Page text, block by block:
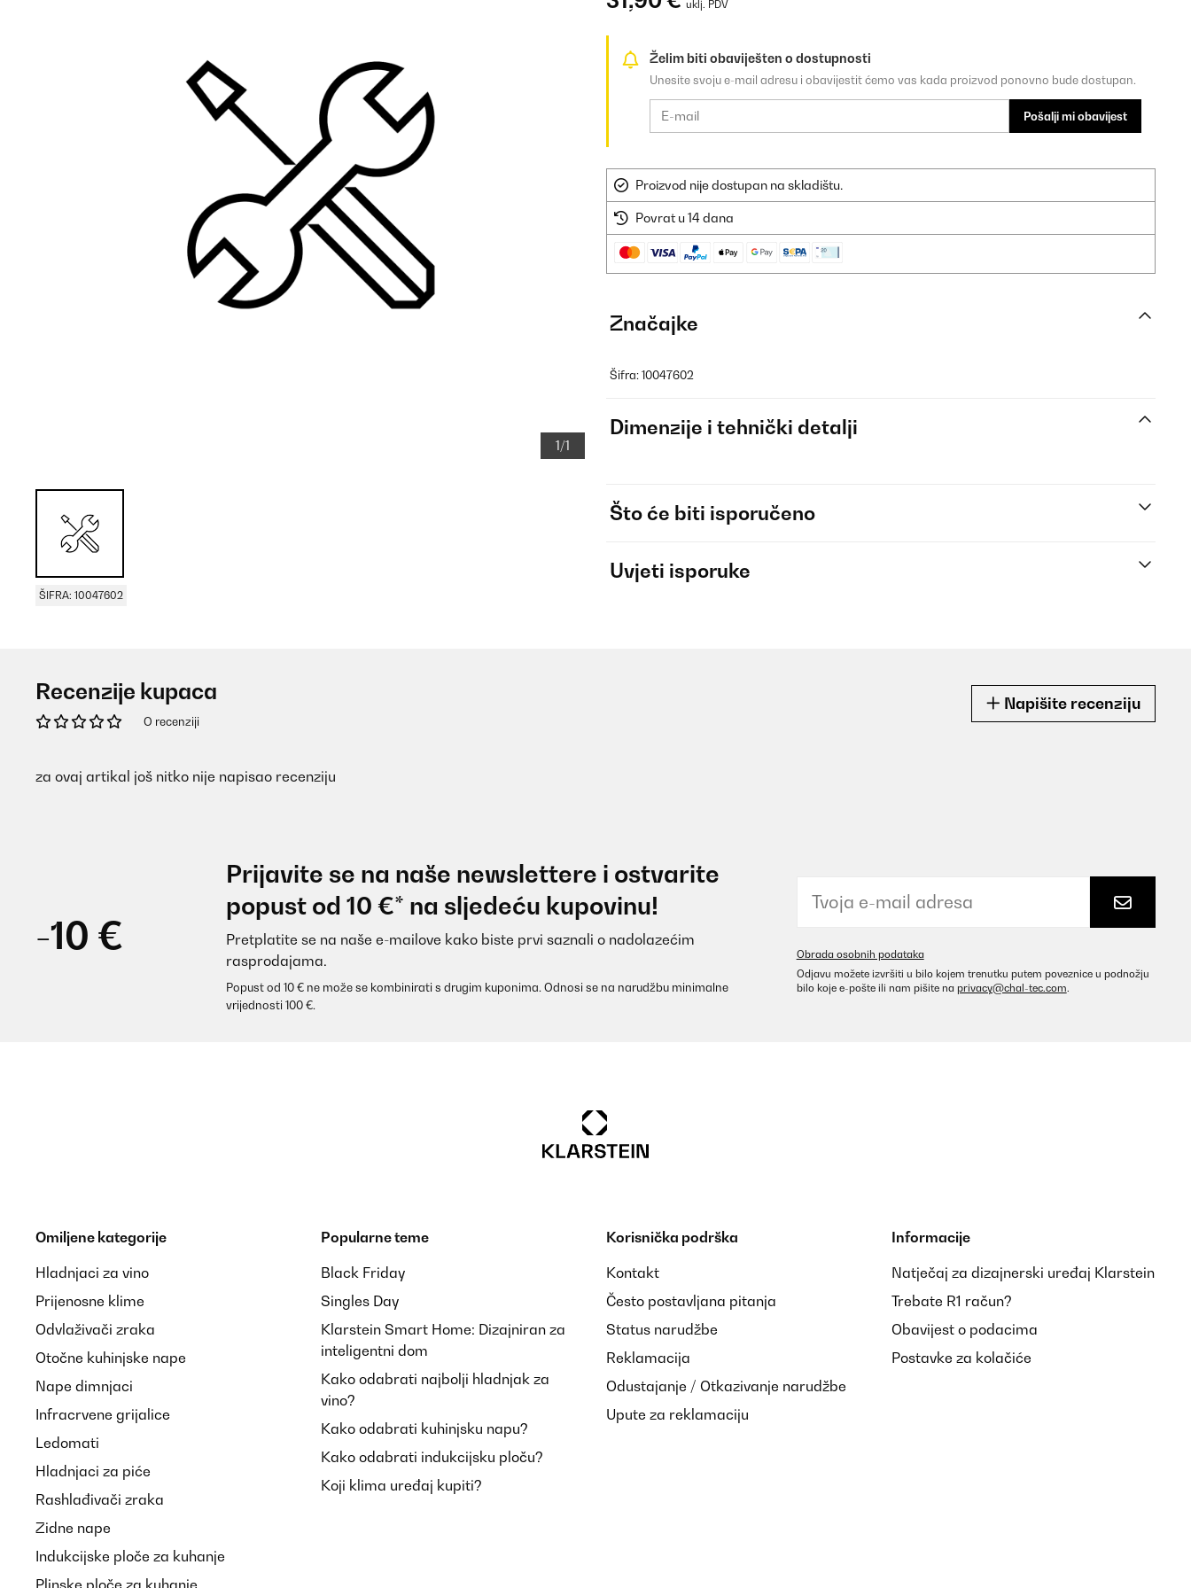
1/1
ŠIFRA: 10047602
uklj. PDV
Želim biti obaviješten o dostupnosti
Unesite svoju e-mail adresu i obavijestit ćemo vas kada proizvod ponovno bude dostupan.
Pošalji mi obavijest
Proizvod nije dostupan na skladištu.
Povrat u 14 dana
Značajke
Šifra: 10047602
Dimenzije i tehnički detalji
Što će biti isporučeno
Uvjeti isporuke
Recenzije kupaca
O recenziji
Napišite recenziju
za ovaj artikal još nitko nije napisao recenziju
-10 €
Prijavite se na naše newslettere i ostvarite
popust od 10 €* na sljedeću kupovinu!
Pretplatite se na naše e-mailove kako biste prvi saznali o nadolazećim
rasprodajama.
Popust od 10 € ne može se kombinirati s drugim kuponima. Odnosi se na narudžbu minimalne
vrijednosti 100 €.
Obrada osobnih podataka
Odjavu možete izvršiti u bilo kojem trenutku putem poveznice u podnožju
bilo koje e-pošte ili nam pišite na privacy@chal-tec.com.
Omiljene kategorije
Hladnjaci za vino
Prijenosne klime
Odvlaživači zraka
Otočne kuhinjske nape
Nape dimnjaci
Infracrvene grijalice
Ledomati
Hladnjaci za piće
Rashlađivači zraka
Zidne nape
Indukcijske ploče za kuhanje
Plinske ploče za kuhanje
Popularne teme
Black Friday
Singles Day
Klarstein Smart Home: Dizajniran za
inteligentni dom
Kako odabrati najbolji hladnjak za
vino?
Kako odabrati kuhinjsku napu?
Kako odabrati indukcijsku ploču?
Koji klima uređaj kupiti?
Korisnička podrška
Kontakt
Često postavljana pitanja
Status narudžbe
Reklamacija
Odustajanje / Otkazivanje narudžbe
Upute za reklamaciju
Informacije
Natječaj za dizajnerski uređaj Klarstein
Trebate R1 račun?
Obavijest o podacima
Postavke za kolačiće